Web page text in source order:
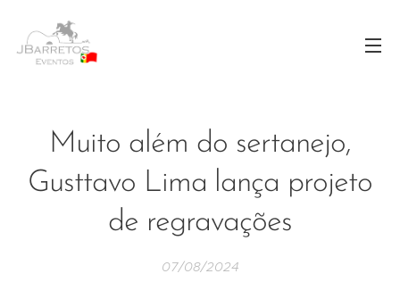
Muito além do sertanejo,
Gusttavo Lima lança projeto
de regravações
07/08/2024